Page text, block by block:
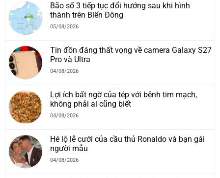
Bão số 3 tiếp tục đổi hướng sau khi hình
thành trên Biển Đông
05/08/2026
Tin đồn đáng thất vọng về camera Galaxy S27
Pro và Ultra
04/08/2026
Lợi ích bất ngờ của tép với bệnh tim mạch,
không phải ai cũng biết
04/08/2026
Hé lộ lễ cưới của cầu thủ Ronaldo và bạn gái
người mẫu
04/08/2026